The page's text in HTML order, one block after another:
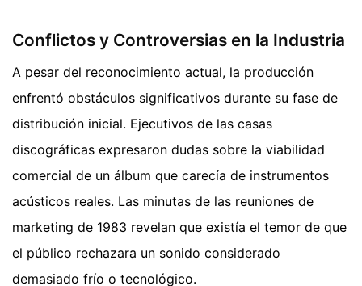
Conflictos y Controversias en la Industria
A pesar del reconocimiento actual, la producción
enfrentó obstáculos significativos durante su fase de
distribución inicial. Ejecutivos de las casas
discográficas expresaron dudas sobre la viabilidad
comercial de un álbum que carecía de instrumentos
acústicos reales. Las minutas de las reuniones de
marketing de 1983 revelan que existía el temor de que
el público rechazara un sonido considerado
demasiado frío o tecnológico.